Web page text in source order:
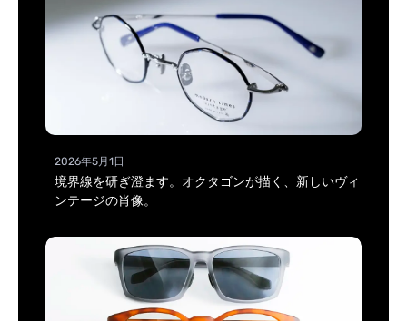
2026年5月1日
境界線を研ぎ澄ます。オクタゴンが描く、新しいヴィ
ンテージの肖像。